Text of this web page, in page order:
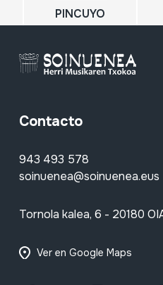
PINCUYO
Contacto
943 493 578
soinuenea@soinuenea.eus
Tornola kalea, 6 - 20180
Ver en Google Maps